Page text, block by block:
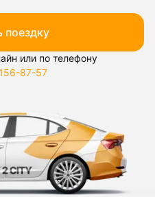
поездку
или по телефону
87-57